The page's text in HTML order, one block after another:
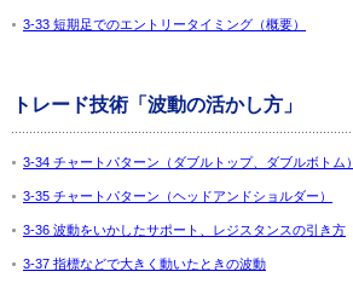
3-33 短期足でのエントリータイミング（概要）
トレード技術「波動の活かし方」
3-34 チャートパターン（ダブルトップ、ダブルボトム）
3-35 チャートパターン（ヘッドアンドショルダー）
3-36 波動をいかしたサポート、レジスタンスの引き方
3-37 指標などで大きく動いたときの波動